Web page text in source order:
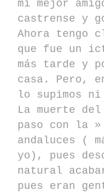
mi mejor
castrense y
Ahora tengo
que fue un
más tarde y
casa. Pero,
lo supimos
La muerte
paso con la »
andaluces (
yo), pues
natural
pues eran